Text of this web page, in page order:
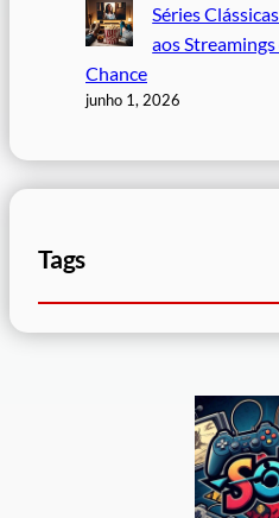
Séries
aos
Chance
junho 1, 2026
Tags